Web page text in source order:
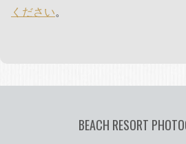
ください。
BEACH RESORT